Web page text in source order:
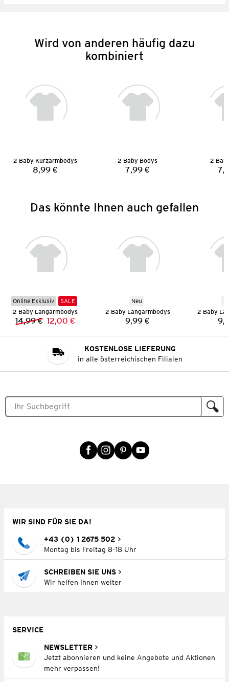
Wird von anderen häufig dazu
kombiniert
2 Baby Kurzarmbodys
Preis:
8,99 €
2 Baby Bodys
Preis:
7,99 €
2
Das könnte Ihnen auch gefallen
Online Exklusiv
SALE
2 Baby Langarmbodys
Vorheriger Preis:
14,99 € Neuer Preis:
12,00 €
Neu
2 Baby Langarmbodys
Preis:
9,99 €
2 Baby
KOSTENLOSE LIEFERUNG
in alle österreichischen Filialen
WIR SIND FÜR SIE DA!
+43 (0) 1 2675 502
Montag bis Freitag 8–18 Uhr
SCHREIBEN SIE UNS
Wir helfen Ihnen weiter
SERVICE
NEWSLETTER
Jetzt abonnieren und keine Angebote und Aktionen
mehr verpassen!